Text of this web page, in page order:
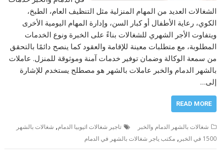
الشغالات العديد من المهام المنزلية مثل التنظيف العام، الطبخ،
الكوي، رعاية الأطفال أو كبار السن، وإدارة المهام اليومية الأخرى
ويتفاوت الأجر الشهري للشغالات بناءً على الخبرة ونوع الخدمات
المطلوبة، مع متطلبات معينة للإقامة والعقود كما ينصح دائمًا بالتحقق
من سمعة الوكالة وضمان توفير خدمات آمنة وموثوقة للمنزل. عاملات
بالشهر الدمام والخبر عاملات بالشهر هو مصطلح يستخدم للإشارة
إلى…
READ MORE
شغالات بالشهر الدمام والخبر تاجير شغالات اثيوبيا الدمام, شغالات بالشهر
1500 في الخبر
,مكتب ياجر شغالات بالشهر في الدمام